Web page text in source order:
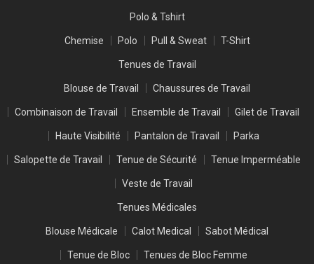
Polo & Tshirt
Chemise Polo Pull & Sweat T-Shirt
Tenues de Travail
Blouse de Travail Chaussures de Travail
Combinaison de Travail Ensemble de Travail Gilet de Travail
Haute Visibilité Pantalon de Travail Parka
Salopette de Travail Tenue de Sécurité Tenue Imperméable
Veste de Travail
Tenues Médicales
Blouse Médicale Calot Medical Sabot Médical
Tenue de Bloc Tenues de Bloc Femme